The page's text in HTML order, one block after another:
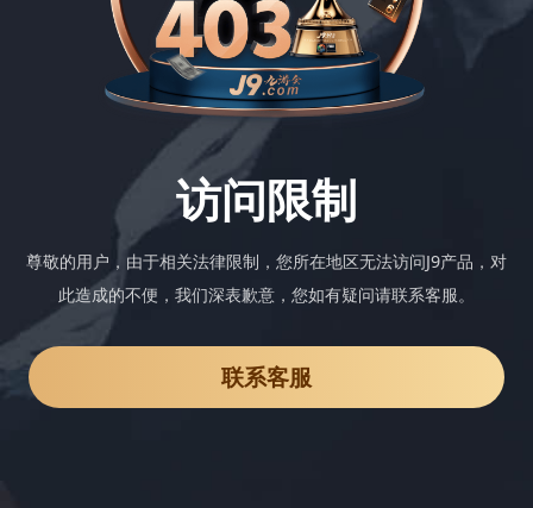
访问限制
尊敬的用户，由于相关法律限制，您所在地区无法访问J9产品，对
此造成的不便，我们深表歉意，您如有疑问请联系客服。
联系客服